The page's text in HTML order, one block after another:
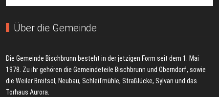
Über die Gemeinde
Die Gemeinde Bischbrunn besteht in der jetzigen Form seit dem 1. Mai
1978. Zu ihr gehören die Gemeindeteile Bischbrunn und Oberndorf, sowie
die Weiler Breitsol, Neubau, Schleifmühle, Straßlücke, Sylvan und das
Torhaus Aurora.